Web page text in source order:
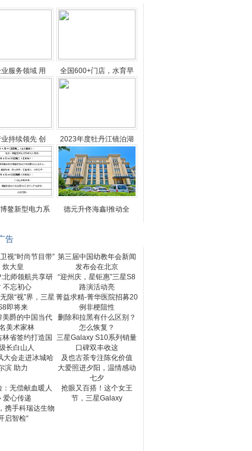
服务领域 用 全国600+门店，水育早
持续领先 创 2023年度牡丹江镜泊湖
鳌新型电力系 德元升佟海鑫l推动全
告
视“时尚节目带”
炊大皇
第三届中国幼教年会新闻
发布会在北京
北师领航共享研
不忘初心
“迎州庆，星钜惠”三星S8
路演活动亮
限“视”界，三星
即将来
菁益求精-菁华医院招募20
例非梗阻性
美爵的中国当代
美术家林
删除和拉黑有什么区别？
怎么恢复？
林省签约打造国
长白山人
三星Galaxy S10系列销量
口碑双丰收这
大会走进冰城哈
滨 助力
及也古茶专注陈化价值
大爱照进夕阳，温情感动
七夕
：无偿献血暖人
爱心传递
抢眼又百搭！这个女王
节，三星Galaxy
携手科瑞达生物
启智检“